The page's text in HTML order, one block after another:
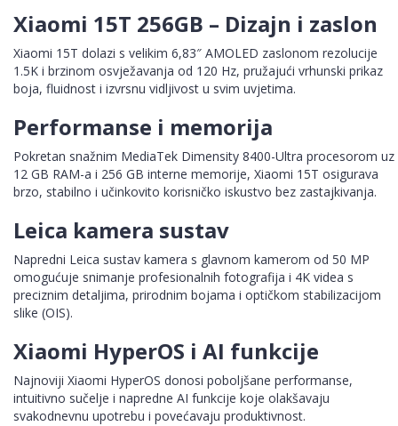
Xiaomi 15T 256GB – Dizajn i zaslon
Xiaomi 15T dolazi s velikim 6,83″ AMOLED zaslonom rezolucije
1.5K i brzinom osvježavanja od 120 Hz, pružajući vrhunski prikaz
boja, fluidnost i izvrsnu vidljivost u svim uvjetima.
Performanse i memorija
Pokretan snažnim MediaTek Dimensity 8400-Ultra procesorom uz
12 GB RAM-a i 256 GB interne memorije, Xiaomi 15T osigurava
brzo, stabilno i učinkovito korisničko iskustvo bez zastajkivanja.
Leica kamera sustav
Napredni Leica sustav kamera s glavnom kamerom od 50 MP
omogućuje snimanje profesionalnih fotografija i 4K videa s
preciznim detaljima, prirodnim bojama i optičkom stabilizacijom
slike (OIS).
Xiaomi HyperOS i AI funkcije
Najnoviji Xiaomi HyperOS donosi poboljšane performanse,
intuitivno sučelje i napredne AI funkcije koje olakšavaju
svakodnevnu upotrebu i povećavaju produktivnost.